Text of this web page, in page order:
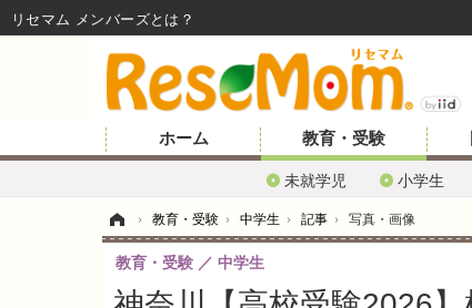
ホーム 教育・受験
未就学児 小学生
› 教育・受験 › 中学生 › 記事 › 写真・画像
教育・受験 中学生
リセマム メンバーズ